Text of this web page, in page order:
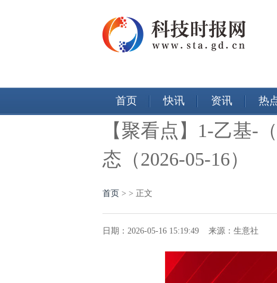
首页 快讯 资讯 热
【聚看点】1-乙基-
态（2026-05-16）
首页 > > 正文
日期：2026-05-16 15:19:49 来源：生意社